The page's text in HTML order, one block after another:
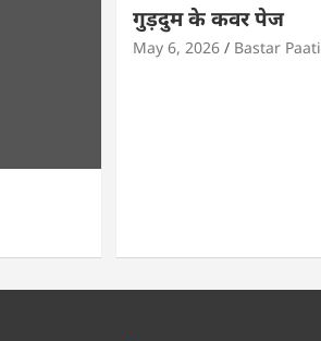
गुड़दुम के कवर पेज
May 6, 2026 Bastar Paati